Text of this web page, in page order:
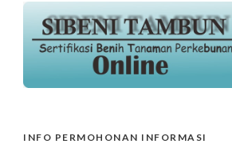
INFO PERMOHONAN INFORMASI